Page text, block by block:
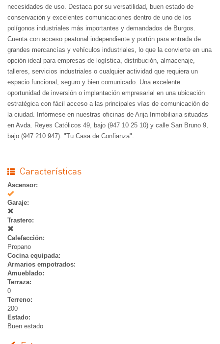
necesidades de uso. Destaca por su versatilidad, buen estado de
conservación y excelentes comunicaciones dentro de uno de los
polígonos industriales más importantes y demandados de Burgos.
Cuenta con acceso peatonal independiente y portón para entrada de
grandes mercancías y vehículos industriales, lo que la convierte en una
opción ideal para empresas de logística, distribución, almacenaje,
talleres, servicios industriales o cualquier actividad que requiera un
espacio funcional, seguro y bien comunicado. Una excelente
oportunidad de inversión o implantación empresarial en una ubicación
estratégica con fácil acceso a las principales vías de comunicación de
la ciudad. Infórmese en nuestras oficinas de Arija Inmobiliaria situadas
en Avda. Reyes Católicos 49, bajo (947 10 25 10) y calle San Bruno 9,
bajo (947 210 947). "Tu Casa de Confianza".
Características
Ascensor:
Si
Garaje:
Trastero:
Calefacción:
Propano
Cocina equipada:
Armarios empotrados:
Amueblado:
Terraza:
0
Terreno:
200
Estado:
Buen estado